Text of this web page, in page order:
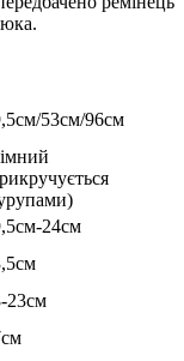
53см/96см
24см
23см